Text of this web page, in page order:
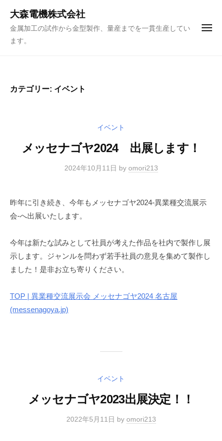
大森電機株式会社
金属加工の試作から金型製作、量産までを一貫生産してい
ます。
メ
カテゴリー: イベント
イベント
メッセナゴヤ2024 出展します！
2024年10月11日 by omori213
昨年に引き続き、今年もメッセナゴヤ2024-異業種交流展示
会-へ出展いたします。
今年は新たな試みとして社員が考えた作品を社内で製作し展
示します。ジャンルを問わず若手社員の意見を集めて製作し
ました！是非お立ち寄りください。
TOP | 異業種交流展示会 メッセナゴヤ2024 名古屋
(messenagoya.jp)
イベント
メッセナゴヤ2023出展決定！！
2022年5月11日 by omori213